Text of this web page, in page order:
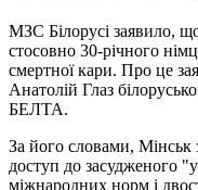
МЗС Білорусі заявило,
стосовно 30-річного
смертної кари. Про це
Анатолій Глаз
БЕЛТА.
За його словами, Мінськ
доступ до засудженого
міжнародних норм і